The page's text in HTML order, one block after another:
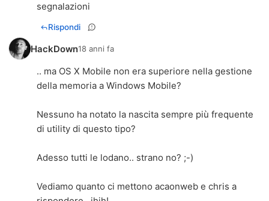
segnalazioni
Rispondi
HackDown18 anni fa
.. ma OS X Mobile non era superiore nella gestione
della memoria a Windows Mobile?
Nessuno ha notato la nascita sempre più frequente
di utility di questo tipo?
Adesso tutti le lodano.. strano no? ;-)
Vediamo quanto ci mettono acaonweb e chris a